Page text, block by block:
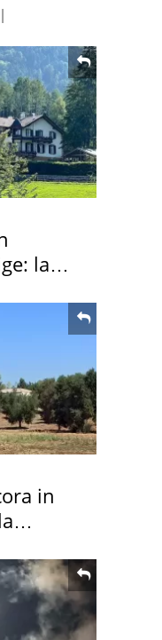
la
in